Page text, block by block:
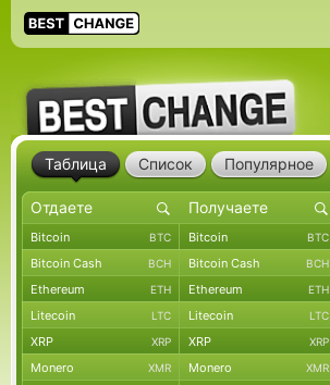
Таблица Список Популярное
Bitcoin BTC Bitcoin BTC
Bitcoin Cash BCH Bitcoin Cash BCH
Ethereum ETH Ethereum ETH
Litecoin LTC Litecoin LTC
XRP XRP XRP XRP
Monero XMR Monero XMR